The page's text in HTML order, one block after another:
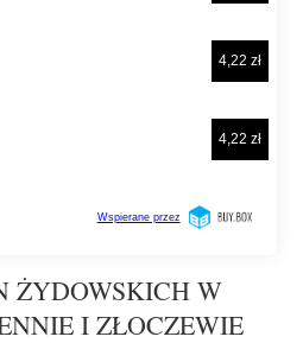
ŻYDOWSKICH W
I ZŁOCZEWIE